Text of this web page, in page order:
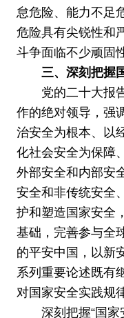
怠危险、能力不足
危险具有尖锐性和
斗争面临不少顽固
三、深刻把握
党的二十大报
作的绝对领导，强
治安全为根本、以
化社会安全为保障
外部安全和内部安
安全和非传统安全
护和塑造国家安全
基础，完善参与全
的平安中国，以新
系列重要论述既有
对国家安全实践规
深刻把握“国